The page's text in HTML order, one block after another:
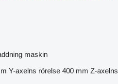
maskin
Y-axelns rörelse 400 mm Z-axelns